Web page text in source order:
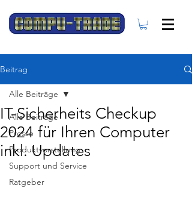
Beitrag
Alle Beiträge
Presse
Produktvorstellung
Support und Service
Ratgeber
Alle Beiträge
IT-Sicherheits Checkup
2024 für Ihren Computer
inkl. Updates